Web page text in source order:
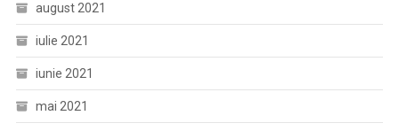
august 2021
iulie 2021
iunie 2021
mai 2021